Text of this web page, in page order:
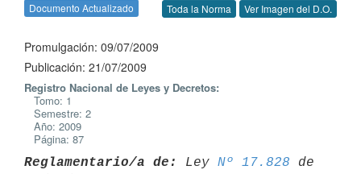
Documento Actualizado Toda la Norma Ver Imagen del D.O.
Promulgación: 09/07/2009
Publicación: 21/07/2009
Registro Nacional de Leyes y Decretos:
Tomo: 1
Semestre: 2
Año: 2009
Página: 87
Reglamentario/a de: Ley Nº 17.828 de